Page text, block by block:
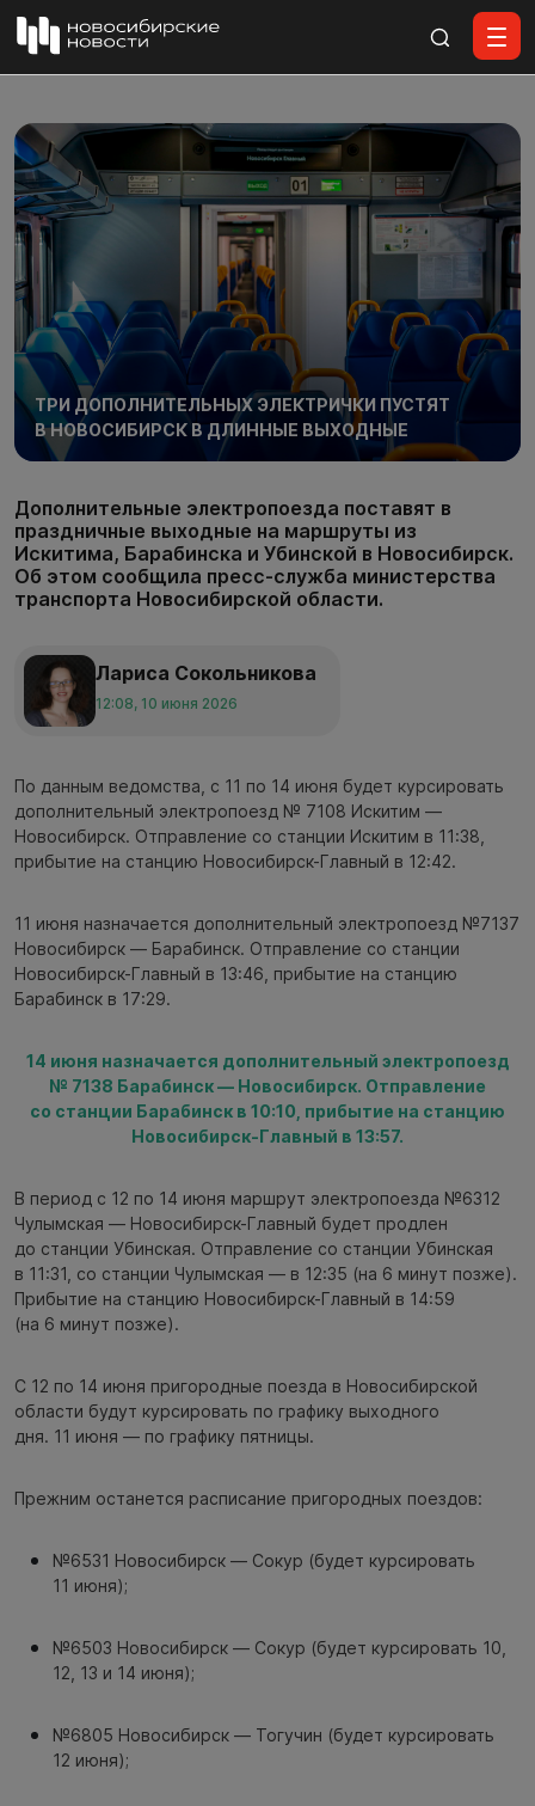
ТРИ ДОПОЛНИТЕЛЬНЫХ ЭЛЕКТРИЧКИ ПУСТЯТ
В НОВОСИБИРСК В ДЛИННЫЕ ВЫХОДНЫЕ
Дополнительные электропоезда поставят в
праздничные выходные на маршруты из
Искитима, Барабинска и Убинской в Новосибирск.
Об этом сообщила пресс-служба министерства
транспорта Новосибирской области.
Лариса Сокольникова
12:08, 10 июня 2026
По данным ведомства, с 11 по 14 июня будет курсировать
дополнительный электропоезд № 7108 Искитим —
Новосибирск. Отправление со станции Искитим в 11:38,
прибытие на станцию Новосибирск-Главный в 12:42.
11 июня назначается дополнительный электропоезд №7137
Новосибирск — Барабинск. Отправление со станции
Новосибирск-Главный в 13:46, прибытие на станцию
Барабинск в 17:29.
14 июня назначается дополнительный электропоезд
№ 7138 Барабинск — Новосибирск. Отправление
со станции Барабинск в 10:10, прибытие на станцию
Новосибирск-Главный в 13:57.
В период с 12 по 14 июня маршрут электропоезда №6312
Чулымская — Новосибирск-Главный будет продлен
до станции Убинская. Отправление со станции Убинская
в 11:31, со станции Чулымская — в 12:35 (на 6 минут позже).
Прибытие на станцию Новосибирск-Главный в 14:59
(на 6 минут позже).
С 12 по 14 июня пригородные поезда в Новосибирской
области будут курсировать по графику выходного
дня. 11 июня — по графику пятницы.
Прежним останется расписание пригородных поездов:
№6531 Новосибирск — Сокур (будет курсировать
11 июня);
№6503 Новосибирск — Сокур (будет курсировать 10,
12, 13 и 14 июня);
№6805 Новосибирск — Тогучин (будет курсировать
12 июня);